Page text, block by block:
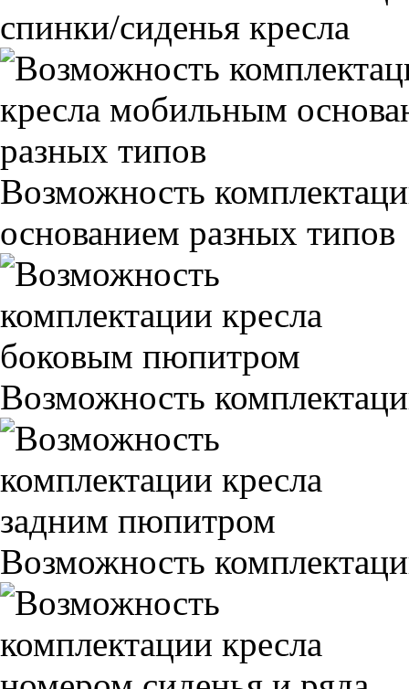
спинки/сиденья кресла
Возможность
основанием разных типов
Возможность
Возможность